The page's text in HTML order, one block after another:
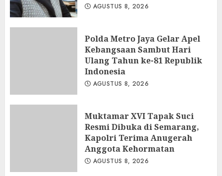
AGUSTUS 8, 2026
Polda Metro Jaya Gelar Apel
Kebangsaan Sambut Hari
Ulang Tahun ke-81 Republik
Indonesia
AGUSTUS 8, 2026
Muktamar XVI Tapak Suci
Resmi Dibuka di Semarang,
Kapolri Terima Anugerah
Anggota Kehormatan
AGUSTUS 8, 2026